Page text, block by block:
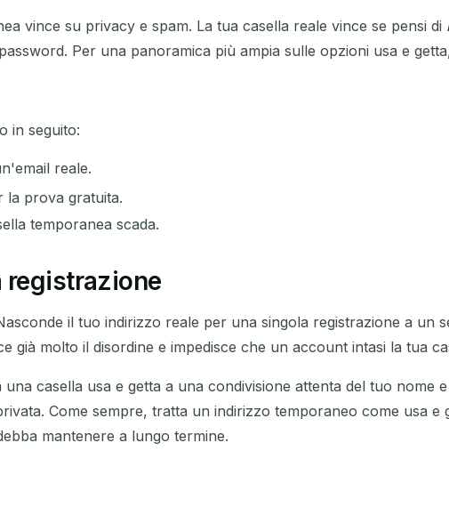
vince su privacy e spam. La tua casella reale vince se pensi di
Per una panoramica più ampia sulle opzioni usa e
in seguito:
reale.
la prova gratuita.
temporanea scada.
registrazione
il tuo indirizzo reale per una singola registrazione a un
già molto il disordine e impedisce che un account intasi la tua
casella usa e getta a una condivisione attenta del tuo nome
Come sempre, tratta un indirizzo temporaneo come usa
mantenere a lungo termine.